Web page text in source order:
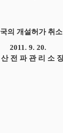
의 개설허가 취
2011. 9. 20.
산 전 파 관 리 소